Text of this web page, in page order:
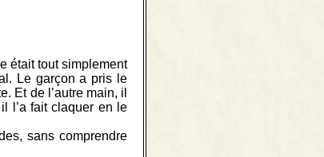
était tout simplement
Le garçon a pris le
Et de l’autre main, il
l’a fait claquer en le
sans comprendre